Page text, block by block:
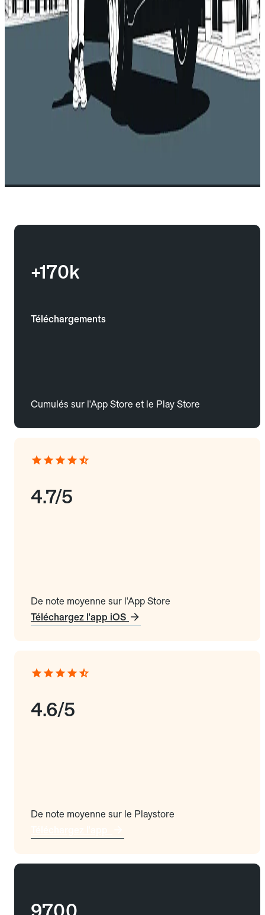
+170k
Téléchargements
Cumulés sur l'App Store et le Play Store
4.7/5
De note moyenne sur l'App Store
Téléchargez l'app iOS
4.6/5
De note moyenne sur le Playstore